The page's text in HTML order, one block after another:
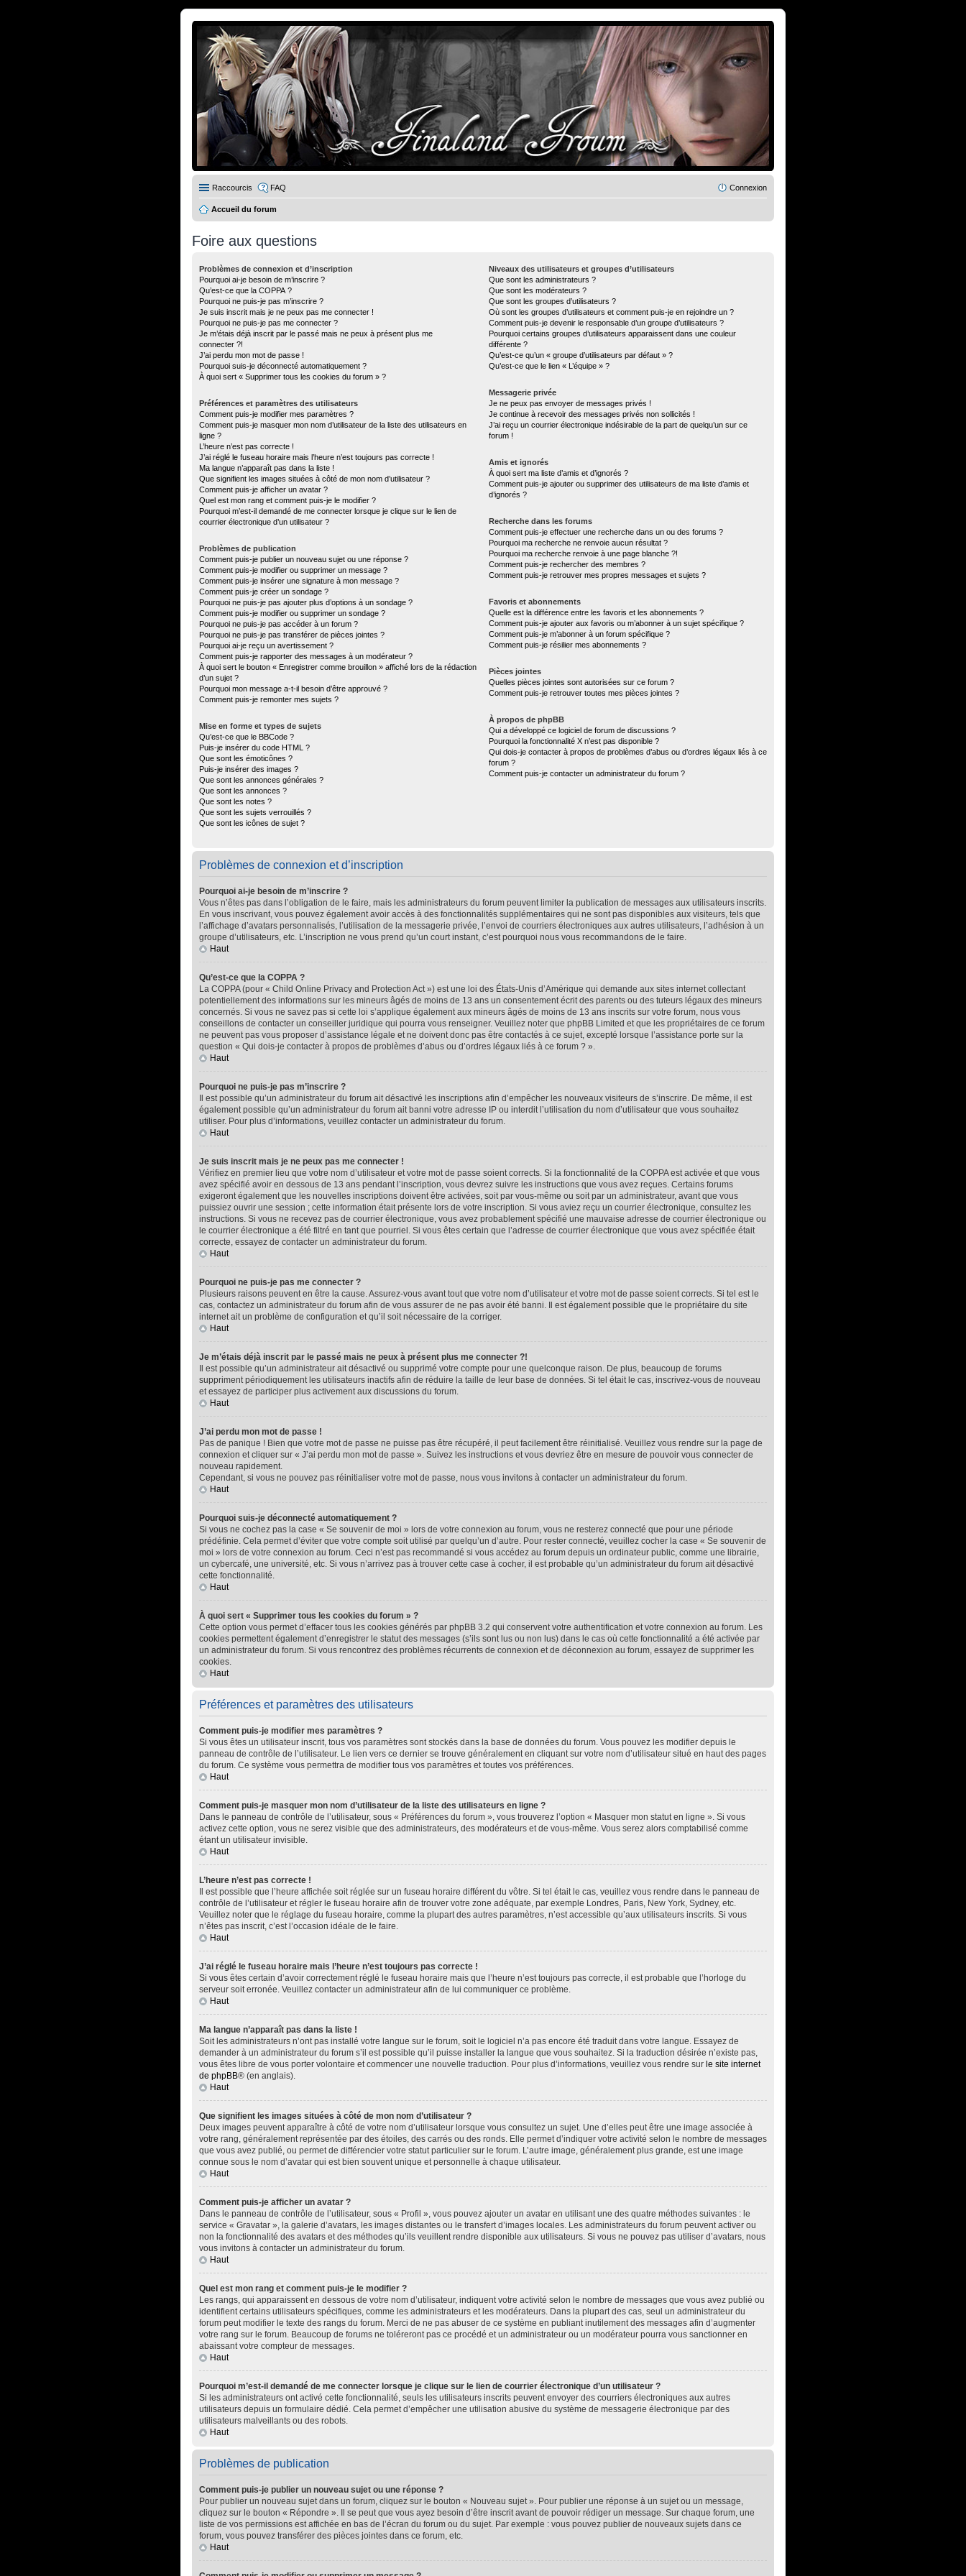
Raccourcis FAQ Connexion
Accueil du forum
Foire aux questions
Problèmes de connexion et d’inscription
Pourquoi ai-je besoin de m’inscrire ?
Qu’est-ce que la COPPA ?
Pourquoi ne puis-je pas m’inscrire ?
Je suis inscrit mais je ne peux pas me connecter !
Pourquoi ne puis-je pas me connecter ?
Je m’étais déjà inscrit par le passé mais ne peux à présent plus me
connecter ?!
J’ai perdu mon mot de passe !
Pourquoi suis-je déconnecté automatiquement ?
À quoi sert « Supprimer tous les cookies du forum » ?
Préférences et paramètres des utilisateurs
Comment puis-je modifier mes paramètres ?
Comment puis-je masquer mon nom d’utilisateur de la liste des utilisateurs en
ligne ?
L’heure n’est pas correcte !
J’ai réglé le fuseau horaire mais l’heure n’est toujours pas correcte !
Ma langue n’apparaît pas dans la liste !
Que signifient les images situées à côté de mon nom d’utilisateur ?
Comment puis-je afficher un avatar ?
Quel est mon rang et comment puis-je le modifier ?
Pourquoi m’est-il demandé de me connecter lorsque je clique sur le lien de
courrier électronique d’un utilisateur ?
Problèmes de publication
Comment puis-je publier un nouveau sujet ou une réponse ?
Comment puis-je modifier ou supprimer un message ?
Comment puis-je insérer une signature à mon message ?
Comment puis-je créer un sondage ?
Pourquoi ne puis-je pas ajouter plus d’options à un sondage ?
Comment puis-je modifier ou supprimer un sondage ?
Pourquoi ne puis-je pas accéder à un forum ?
Pourquoi ne puis-je pas transférer de pièces jointes ?
Pourquoi ai-je reçu un avertissement ?
Comment puis-je rapporter des messages à un modérateur ?
À quoi sert le bouton « Enregistrer comme brouillon » affiché lors de la rédaction
d’un sujet ?
Pourquoi mon message a-t-il besoin d’être approuvé ?
Comment puis-je remonter mes sujets ?
Mise en forme et types de sujets
Qu’est-ce que le BBCode ?
Puis-je insérer du code HTML ?
Que sont les émoticônes ?
Puis-je insérer des images ?
Que sont les annonces générales ?
Que sont les annonces ?
Que sont les notes ?
Que sont les sujets verrouillés ?
Que sont les icônes de sujet ?
Niveaux des utilisateurs et groupes d’utilisateurs
Que sont les administrateurs ?
Que sont les modérateurs ?
Que sont les groupes d’utilisateurs ?
Où sont les groupes d’utilisateurs et comment puis-je en rejoindre un ?
Comment puis-je devenir le responsable d’un groupe d’utilisateurs ?
Pourquoi certains groupes d’utilisateurs apparaissent dans une couleur
différente ?
Qu’est-ce qu’un « groupe d’utilisateurs par défaut » ?
Qu’est-ce que le lien « L’équipe » ?
Messagerie privée
Je ne peux pas envoyer de messages privés !
Je continue à recevoir des messages privés non sollicités !
J’ai reçu un courrier électronique indésirable de la part de quelqu’un sur ce
forum !
Amis et ignorés
À quoi sert ma liste d’amis et d’ignorés ?
Comment puis-je ajouter ou supprimer des utilisateurs de ma liste d’amis et
d’ignorés ?
Recherche dans les forums
Comment puis-je effectuer une recherche dans un ou des forums ?
Pourquoi ma recherche ne renvoie aucun résultat ?
Pourquoi ma recherche renvoie à une page blanche ?!
Comment puis-je rechercher des membres ?
Comment puis-je retrouver mes propres messages et sujets ?
Favoris et abonnements
Quelle est la différence entre les favoris et les abonnements ?
Comment puis-je ajouter aux favoris ou m’abonner à un sujet spécifique ?
Comment puis-je m’abonner à un forum spécifique ?
Comment puis-je résilier mes abonnements ?
Pièces jointes
Quelles pièces jointes sont autorisées sur ce forum ?
Comment puis-je retrouver toutes mes pièces jointes ?
À propos de phpBB
Qui a développé ce logiciel de forum de discussions ?
Pourquoi la fonctionnalité X n’est pas disponible ?
Qui dois-je contacter à propos de problèmes d’abus ou d’ordres légaux liés à ce
forum ?
Comment puis-je contacter un administrateur du forum ?
Problèmes de connexion et d’inscription
Pourquoi ai-je besoin de m’inscrire ?
Vous n’êtes pas dans l’obligation de le faire, mais les administrateurs du forum peuvent limiter la publication de messages aux utilisateurs inscrits.
En vous inscrivant, vous pouvez également avoir accès à des fonctionnalités supplémentaires qui ne sont pas disponibles aux visiteurs, tels que
l’affichage d’avatars personnalisés, l’utilisation de la messagerie privée, l’envoi de courriers électroniques aux autres utilisateurs, l’adhésion à un
groupe d’utilisateurs, etc. L’inscription ne vous prend qu’un court instant, c’est pourquoi nous vous recommandons de le faire.
Haut
Qu’est-ce que la COPPA ?
La COPPA (pour « Child Online Privacy and Protection Act ») est une loi des États-Unis d’Amérique qui demande aux sites internet collectant
potentiellement des informations sur les mineurs âgés de moins de 13 ans un consentement écrit des parents ou des tuteurs légaux des mineurs
concernés. Si vous ne savez pas si cette loi s’applique également aux mineurs âgés de moins de 13 ans inscrits sur votre forum, nous vous
conseillons de contacter un conseiller juridique qui pourra vous renseigner. Veuillez noter que phpBB Limited et que les propriétaires de ce forum
ne peuvent pas vous proposer d’assistance légale et ne doivent donc pas être contactés à ce sujet, excepté lorsque l’assistance porte sur la
question « Qui dois-je contacter à propos de problèmes d’abus ou d’ordres légaux liés à ce forum ? ».
Haut
Pourquoi ne puis-je pas m’inscrire ?
Il est possible qu’un administrateur du forum ait désactivé les inscriptions afin d’empêcher les nouveaux visiteurs de s’inscrire. De même, il est
également possible qu’un administrateur du forum ait banni votre adresse IP ou interdit l’utilisation du nom d’utilisateur que vous souhaitez
utiliser. Pour plus d’informations, veuillez contacter un administrateur du forum.
Haut
Je suis inscrit mais je ne peux pas me connecter !
Vérifiez en premier lieu que votre nom d’utilisateur et votre mot de passe soient corrects. Si la fonctionnalité de la COPPA est activée et que vous
avez spécifié avoir en dessous de 13 ans pendant l’inscription, vous devrez suivre les instructions que vous avez reçues. Certains forums
exigeront également que les nouvelles inscriptions doivent être activées, soit par vous-même ou soit par un administrateur, avant que vous
puissiez ouvrir une session ; cette information était présente lors de votre inscription. Si vous aviez reçu un courrier électronique, consultez les
instructions. Si vous ne recevez pas de courrier électronique, vous avez probablement spécifié une mauvaise adresse de courrier électronique ou
le courrier électronique a été filtré en tant que pourriel. Si vous êtes certain que l’adresse de courrier électronique que vous avez spécifiée était
correcte, essayez de contacter un administrateur du forum.
Haut
Pourquoi ne puis-je pas me connecter ?
Plusieurs raisons peuvent en être la cause. Assurez-vous avant tout que votre nom d’utilisateur et votre mot de passe soient corrects. Si tel est le
cas, contactez un administrateur du forum afin de vous assurer de ne pas avoir été banni. Il est également possible que le propriétaire du site
internet ait un problème de configuration et qu’il soit nécessaire de la corriger.
Haut
Je m’étais déjà inscrit par le passé mais ne peux à présent plus me connecter ?!
Il est possible qu’un administrateur ait désactivé ou supprimé votre compte pour une quelconque raison. De plus, beaucoup de forums
suppriment périodiquement les utilisateurs inactifs afin de réduire la taille de leur base de données. Si tel était le cas, inscrivez-vous de nouveau
et essayez de participer plus activement aux discussions du forum.
Haut
J’ai perdu mon mot de passe !
Pas de panique ! Bien que votre mot de passe ne puisse pas être récupéré, il peut facilement être réinitialisé. Veuillez vous rendre sur la page de
connexion et cliquer sur « J’ai perdu mon mot de passe ». Suivez les instructions et vous devriez être en mesure de pouvoir vous connecter de
nouveau rapidement.
Cependant, si vous ne pouvez pas réinitialiser votre mot de passe, nous vous invitons à contacter un administrateur du forum.
Haut
Pourquoi suis-je déconnecté automatiquement ?
Si vous ne cochez pas la case « Se souvenir de moi » lors de votre connexion au forum, vous ne resterez connecté que pour une période
prédéfinie. Cela permet d’éviter que votre compte soit utilisé par quelqu’un d’autre. Pour rester connecté, veuillez cocher la case « Se souvenir de
moi » lors de votre connexion au forum. Ceci n’est pas recommandé si vous accédez au forum depuis un ordinateur public, comme une librairie,
un cybercafé, une université, etc. Si vous n’arrivez pas à trouver cette case à cocher, il est probable qu’un administrateur du forum ait désactivé
cette fonctionnalité.
Haut
À quoi sert « Supprimer tous les cookies du forum » ?
Cette option vous permet d’effacer tous les cookies générés par phpBB 3.2 qui conservent votre authentification et votre connexion au forum. Les
cookies permettent également d’enregistrer le statut des messages (s’ils sont lus ou non lus) dans le cas où cette fonctionnalité a été activée par
un administrateur du forum. Si vous rencontrez des problèmes récurrents de connexion et de déconnexion au forum, essayez de supprimer les
cookies.
Haut
Préférences et paramètres des utilisateurs
Comment puis-je modifier mes paramètres ?
Si vous êtes un utilisateur inscrit, tous vos paramètres sont stockés dans la base de données du forum. Vous pouvez les modifier depuis le
panneau de contrôle de l’utilisateur. Le lien vers ce dernier se trouve généralement en cliquant sur votre nom d’utilisateur situé en haut des pages
du forum. Ce système vous permettra de modifier tous vos paramètres et toutes vos préférences.
Haut
Comment puis-je masquer mon nom d’utilisateur de la liste des utilisateurs en ligne ?
Dans le panneau de contrôle de l’utilisateur, sous « Préférences du forum », vous trouverez l’option « Masquer mon statut en ligne ». Si vous
activez cette option, vous ne serez visible que des administrateurs, des modérateurs et de vous-même. Vous serez alors comptabilisé comme
étant un utilisateur invisible.
Haut
L’heure n’est pas correcte !
Il est possible que l’heure affichée soit réglée sur un fuseau horaire différent du vôtre. Si tel était le cas, veuillez vous rendre dans le panneau de
contrôle de l’utilisateur et régler le fuseau horaire afin de trouver votre zone adéquate, par exemple Londres, Paris, New York, Sydney, etc.
Veuillez noter que le réglage du fuseau horaire, comme la plupart des autres paramètres, n’est accessible qu’aux utilisateurs inscrits. Si vous
n’êtes pas inscrit, c’est l’occasion idéale de le faire.
Haut
J’ai réglé le fuseau horaire mais l’heure n’est toujours pas correcte !
Si vous êtes certain d’avoir correctement réglé le fuseau horaire mais que l’heure n’est toujours pas correcte, il est probable que l’horloge du
serveur soit erronée. Veuillez contacter un administrateur afin de lui communiquer ce problème.
Haut
Ma langue n’apparaît pas dans la liste !
Soit les administrateurs n’ont pas installé votre langue sur le forum, soit le logiciel n’a pas encore été traduit dans votre langue. Essayez de
demander à un administrateur du forum s’il est possible qu’il puisse installer la langue que vous souhaitez. Si la traduction désirée n’existe pas,
vous êtes libre de vous porter volontaire et commencer une nouvelle traduction. Pour plus d’informations, veuillez vous rendre sur le site internet
de phpBB® (en anglais).
Haut
Que signifient les images situées à côté de mon nom d’utilisateur ?
Deux images peuvent apparaître à côté de votre nom d’utilisateur lorsque vous consultez un sujet. Une d’elles peut être une image associée à
votre rang, généralement représentée par des étoiles, des carrés ou des ronds. Elle permet d’indiquer votre activité selon le nombre de messages
que vous avez publié, ou permet de différencier votre statut particulier sur le forum. L’autre image, généralement plus grande, est une image
connue sous le nom d’avatar qui est bien souvent unique et personnelle à chaque utilisateur.
Haut
Comment puis-je afficher un avatar ?
Dans le panneau de contrôle de l’utilisateur, sous « Profil », vous pouvez ajouter un avatar en utilisant une des quatre méthodes suivantes : le
service « Gravatar », la galerie d’avatars, les images distantes ou le transfert d’images locales. Les administrateurs du forum peuvent activer ou
non la fonctionnalité des avatars et des méthodes qu’ils veuillent rendre disponible aux utilisateurs. Si vous ne pouvez pas utiliser d’avatars, nous
vous invitons à contacter un administrateur du forum.
Haut
Quel est mon rang et comment puis-je le modifier ?
Les rangs, qui apparaissent en dessous de votre nom d’utilisateur, indiquent votre activité selon le nombre de messages que vous avez publié ou
identifient certains utilisateurs spécifiques, comme les administrateurs et les modérateurs. Dans la plupart des cas, seul un administrateur du
forum peut modifier le texte des rangs du forum. Merci de ne pas abuser de ce système en publiant inutilement des messages afin d’augmenter
votre rang sur le forum. Beaucoup de forums ne toléreront pas ce procédé et un administrateur ou un modérateur pourra vous sanctionner en
abaissant votre compteur de messages.
Haut
Pourquoi m’est-il demandé de me connecter lorsque je clique sur le lien de courrier électronique d’un utilisateur ?
Si les administrateurs ont activé cette fonctionnalité, seuls les utilisateurs inscrits peuvent envoyer des courriers électroniques aux autres
utilisateurs depuis un formulaire dédié. Cela permet d’empêcher une utilisation abusive du système de messagerie électronique par des
utilisateurs malveillants ou des robots.
Haut
Problèmes de publication
Comment puis-je publier un nouveau sujet ou une réponse ?
Pour publier un nouveau sujet dans un forum, cliquez sur le bouton « Nouveau sujet ». Pour publier une réponse à un sujet ou un message,
cliquez sur le bouton « Répondre ». Il se peut que vous ayez besoin d’être inscrit avant de pouvoir rédiger un message. Sur chaque forum, une
liste de vos permissions est affichée en bas de l’écran du forum ou du sujet. Par exemple : vous pouvez publier de nouveaux sujets dans ce
forum, vous pouvez transférer des pièces jointes dans ce forum, etc.
Haut